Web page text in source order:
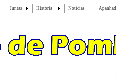
Juntas História Notícias